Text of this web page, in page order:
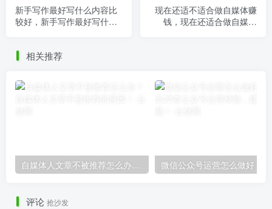
新手写作最好写什么内容比
较好，新手写作最好写什么
现在还适不适合做自媒体赚
钱，现在还适合做自媒体
相关推荐
自媒体人文章不被推荐怎么办？自媒体人文章不被推荐的原因！
评论 抢沙发